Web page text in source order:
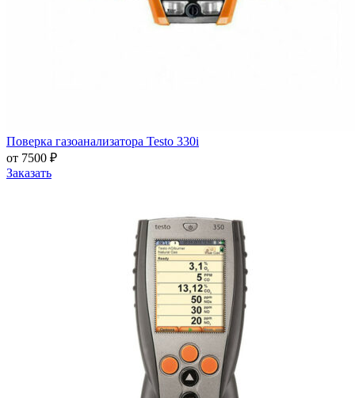
Поверка газоанализатора Testo 330i
от 7500 ₽
Заказать